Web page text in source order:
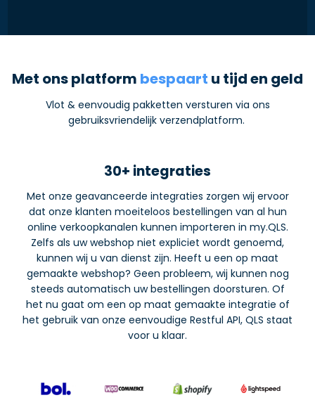
Met ons platform bespaart u tijd en geld
Vlot & eenvoudig pakketten versturen via ons
gebruiksvriendelijk verzendplatform.
30+ integraties
Met onze geavanceerde integraties zorgen wij ervoor
dat onze klanten moeiteloos bestellingen van al hun
online verkoopkanalen kunnen importeren in my.QLS.
Zelfs als uw webshop niet expliciet wordt genoemd,
kunnen wij u van dienst zijn. Heeft u een op maat
gemaakte webshop? Geen probleem, wij kunnen nog
steeds automatisch uw bestellingen doorsturen. Of
het nu gaat om een op maat gemaakte integratie of
het gebruik van onze eenvoudige Restful API, QLS staat
voor u klaar.